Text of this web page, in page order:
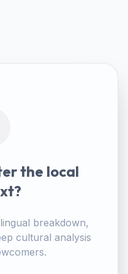
the local
breakdown,
cultural analysis